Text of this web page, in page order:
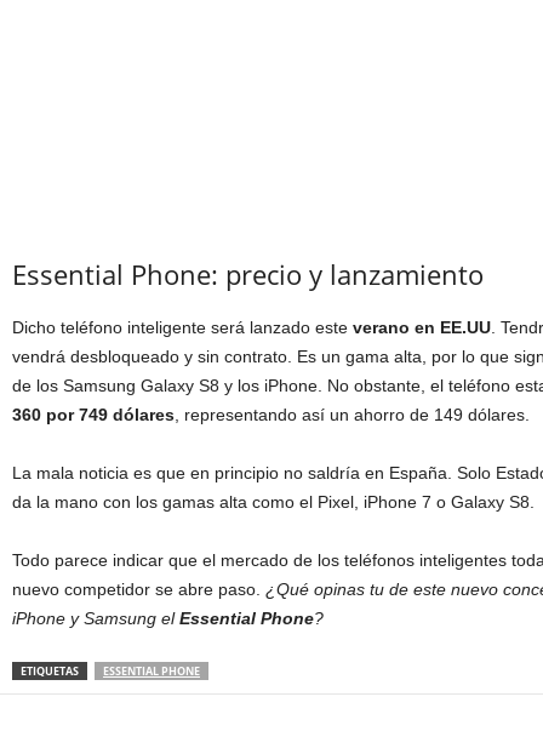
Essential Phone: precio y lanzamiento
Dicho teléfono inteligente será lanzado este verano en EE.UU .
vendrá desbloqueado y sin contrato. Es un gama alta, por lo que
de los Samsung Galaxy S8 y los iPhone. No obstante, el teléfono
360 por 749 dólares , representando así un ahorro de 149 dólares.
La mala noticia es que en principio no saldría en España. Solo
da la mano con los gamas alta como el Pixel, iPhone 7 o Galaxy S8.
Todo parece indicar que el mercado de los teléfonos inteligentes
nuevo competidor se abre paso. ¿Qué opinas tu de este nuevo
iPhone y Samsung elEssential Phone?
ETIQUETAS ESSENTIAL PHONE